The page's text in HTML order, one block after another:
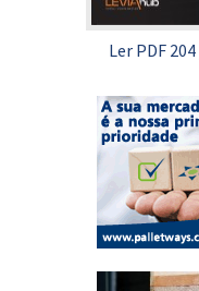
Ler PDF 204